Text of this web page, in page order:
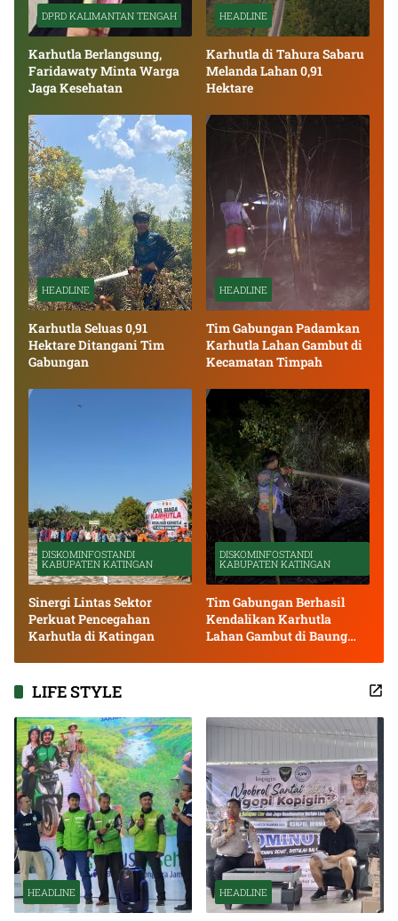
DPRD KALIMANTAN TENGAH
Karhutla Berlangsung,
Faridawaty Minta Warga
Jaga Kesehatan
HEADLINE
Karhutla di Tahura Sabaru
Melanda Lahan 0,91
Hektare
HEADLINE
Karhutla Seluas 0,91
Hektare Ditangani Tim
Gabungan
HEADLINE
Tim Gabungan Padamkan
Karhutla Lahan Gambut di
Kecamatan Timpah
DISKOMINFOSTANDI
KABUPATEN KATINGAN
Sinergi Lintas Sektor
Perkuat Pencegahan
Karhutla di Katingan
DISKOMINFOSTANDI
KABUPATEN KATINGAN
Tim Gabungan Berhasil
Kendalikan Karhutla
Lahan Gambut di Baung
LIFE STYLE
HEADLINE HEADLINE